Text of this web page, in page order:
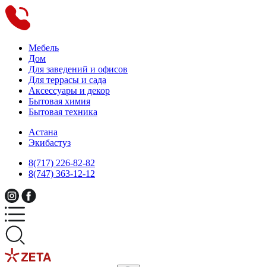
Мебель
Дом
Для заведений и офисов
Для террасы и сада
Аксессуары и декор
Бытовая химия
Бытовая техника
Астана
Экибастуз
8(717) 226-82-82
8(747) 363-12-12